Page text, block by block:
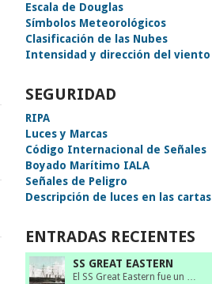
Escala de Douglas
Símbolos Meteorológicos
Clasificación de las Nubes
Intensidad y dirección del viento
SEGURIDAD
RIPA
Luces y Marcas
Código Internacional de Señales
Boyado Marítimo IALA
Señales de Peligro
Descripción de luces en las cartas
ENTRADAS RECIENTES
SS GREAT EASTERN
El SS Great Eastern fue un …